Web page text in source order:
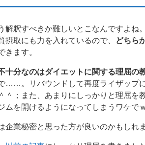
解釈すべきか難しいとこなんですよね
摂取にも力を入れているので、
どちら
きます。
十分なのはダイエットに関する理屈の
……。リバウンドして再度ライザップ
＾；また、あまりにしっかりと理屈を
ムを開けるようになってしまうワケでｗ
企業秘密と思った方が良いのかもしれ